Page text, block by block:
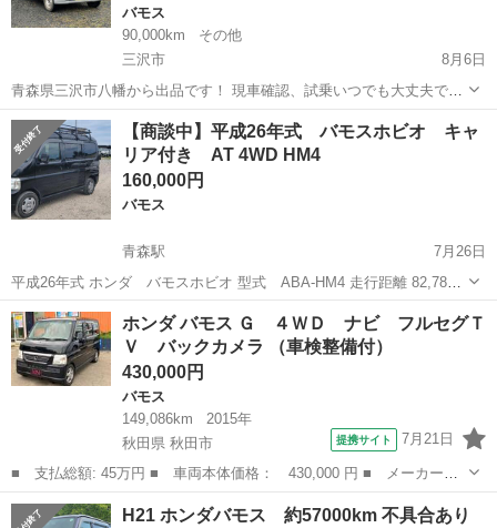
バモス
90,000km
その他
三沢市
8月6日
青森県三沢市八幡から出品です！ 現車確認、試乗いつでも大丈夫で
す！ 車検があるので、お支払い頂ければ、その日に乗って帰れます！
税金、リサイクル料金、合計コミコミ価格！ ※車両情報※ ●車種：バ
モス ●年式：...
青森 三沢市 バモス 車両
【商談中】平成26年式 バモスホビオ キャ
リア付き AT 4WD HM4
160,000円
バモス
青森駅
7月26日
平成26年式 ホンダ バモスホビオ 型式 ABA-HM4 走行距離 82,787
キロ エアコン良く冷えてます。 リサイクル預託金(10320円)は別途頂
戴します。 外装は悪いので気にしない方向けです。 (バックドア凹
み...
青森 青森市 青森駅 バモスホビオ
ホンダ バモス Ｇ ４ＷＤ ナビ フルセグＴ
Ｖ バックカメラ （車検整備付）
430,000円
バモス
149,086km
2015年
秋田県 秋田市
提携サイト 7月21日
■ 支払総額: 45万円 ■ 車両本体価格： 430,000 円 ■ メーカー
名： ホンダ ■ 車種名： バモス ■ グレード名： Ｇ ４ＷＤ
ナビ フルセグＴＶ バックカメラ ■ 排気量： 660cc ■ ドア枚
秋田 秋田市
H21 ホンダバモス 約57000km 不具合あり